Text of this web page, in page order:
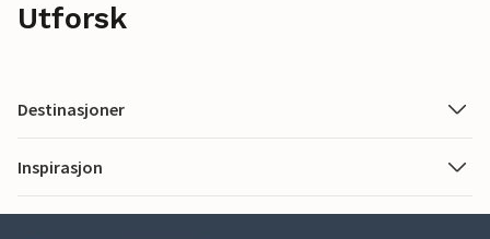
Utforsk
Destinasjoner
Inspirasjon